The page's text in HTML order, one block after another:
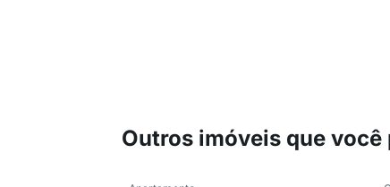
Outros imóveis que você